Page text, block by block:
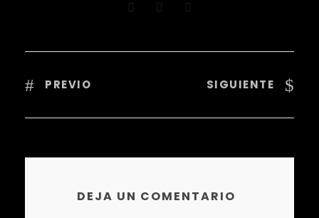
PREVIO SIGUIENTE
DEJA UN COMENTARIO